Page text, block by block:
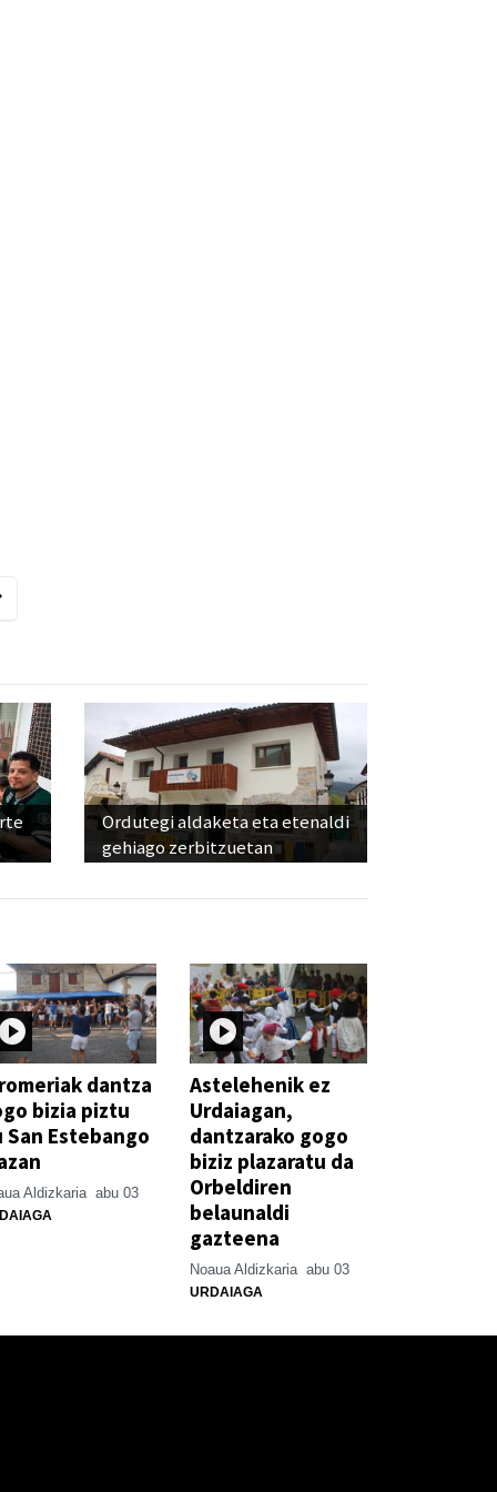
Ordutegi aldaketa eta etenaldi
gehiago zerbitzuetan
dantza
bizia piztu
San Estebango
Aldizkaria abu 03
Astelehenik ez
Urdaiagan,
dantzarako gogo
biziz plazaratu da
Orbeldiren
belaunaldi
gazteena
Noaua Aldizkaria abu 03
URDAIAGA